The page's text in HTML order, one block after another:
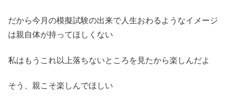
だから今月の模擬試験の出来で人生おわるようなイメージ
は親自体が持ってほしくない
私はもうこれ以上落ちないところを見たから楽しんだよ
そう、親こそ楽しんでほしい